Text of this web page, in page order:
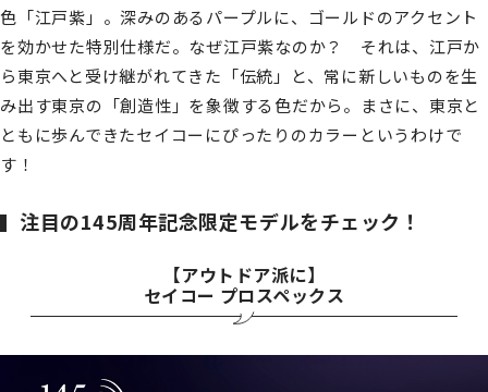
色「江戸紫」。深みのあるパープルに、ゴールドのアクセント
を効かせた特別仕様だ。なぜ江戸紫なのか？ それは、江戸か
ら東京へと受け継がれてきた「伝統」と、常に新しいものを生
み出す東京の「創造性」を象徴する色だから。まさに、東京と
ともに歩んできたセイコーにぴったりのカラーというわけで
す！
注目の145周年記念限定モデルをチェック！
【アウトドア派に】
セイコー プロスペックス